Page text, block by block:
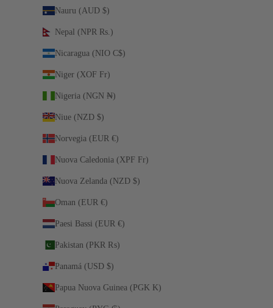
Nauru (AUD $)
Nepal (NPR Rs.)
Nicaragua (NIO C$)
Niger (XOF Fr)
Nigeria (NGN ₦)
Niue (NZD $)
Norvegia (EUR €)
Nuova Caledonia (XPF Fr)
Nuova Zelanda (NZD $)
Oman (EUR €)
Paesi Bassi (EUR €)
Pakistan (PKR ₨)
Panamá (USD $)
Papua Nuova Guinea (PGK K)